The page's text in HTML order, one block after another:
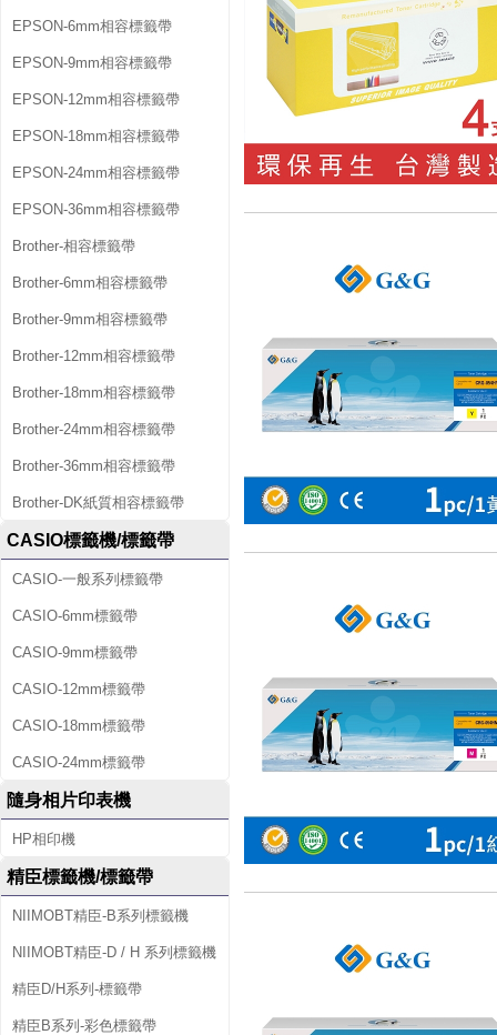
EPSON-6mm相容標籤帶
EPSON-9mm相容標籤帶
EPSON-12mm相容標籤帶
EPSON-18mm相容標籤帶
EPSON-24mm相容標籤帶
EPSON-36mm相容標籤帶
Brother-相容標籤帶
Brother-6mm相容標籤帶
Brother-9mm相容標籤帶
Brother-12mm相容標籤帶
Brother-18mm相容標籤帶
Brother-24mm相容標籤帶
Brother-36mm相容標籤帶
Brother-DK紙質相容標籤帶
CASIO標籤機/標籤帶
CASIO-一般系列標籤帶
CASIO-6mm標籤帶
CASIO-9mm標籤帶
CASIO-12mm標籤帶
CASIO-18mm標籤帶
CASIO-24mm標籤帶
隨身相片印表機
HP相印機
精臣標籤機/標籤帶
NIIMOBT精臣-B系列標籤機
NIIMOBT精臣-D / H 系列標籤機
精臣D/H系列-標籤帶
精臣B系列-彩色標籤帶